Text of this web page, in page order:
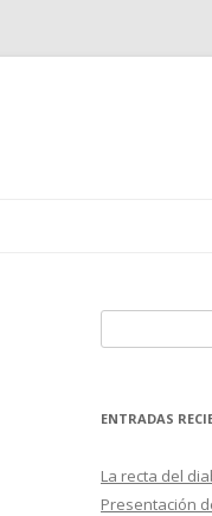
u
c
r
:
ENTRADAS
La recta del
Presentación